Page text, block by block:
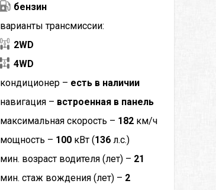
бензин
варианты трансмиссии:
2WD
4WD
кондиционер – есть в наличии
навигация – встроенная в панель
максимальная скорость – 182 км/ч
мощность – 100 кВт (136л.с.)
мин. возраст водителя (лет) – 21
мин. стаж вождения (лет) – 2